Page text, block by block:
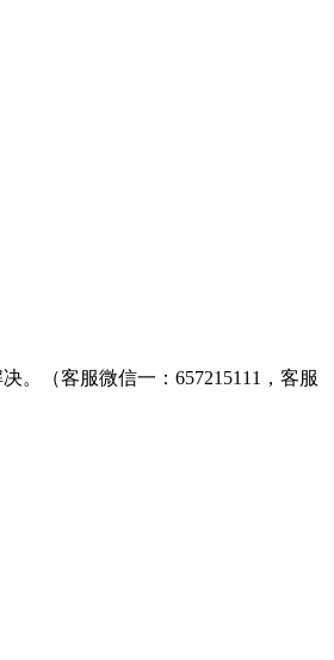
。（客服微信一：657215111，客服